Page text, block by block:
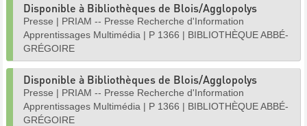
Disponible à Bibliothèques de Blois/Agglopolys
Presse | PRIAM -- Presse Recherche d'Information
Apprentissages Multimédia | P 1366 | BIBLIOTHÈQUE ABBÉ-
GRÉGOIRE
Disponible à Bibliothèques de Blois/Agglopolys
Presse | PRIAM -- Presse Recherche d'Information
Apprentissages Multimédia | P 1366 | BIBLIOTHÈQUE ABBÉ-
GRÉGOIRE